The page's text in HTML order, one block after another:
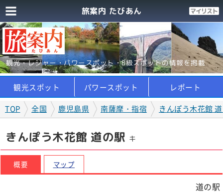
旅案内 たびあん
観光・レジャー・パワースポット・B級スポットの情報を掲載
観光スポット パワースポット
レポート
TOP
全国 鹿児島県 南薩摩・指宿 きんぽう木花館
きんぽう木花館 道の駅 キ
概要 マップ
道の駅